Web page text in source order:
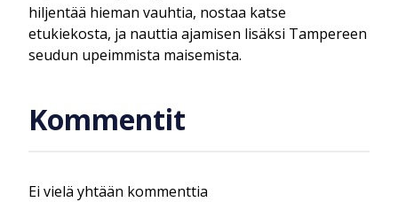
hiljentää hieman vauhtia, nostaa katse
etukiekosta, ja nauttia ajamisen lisäksi Tampereen
seudun upeimmista maisemista.
Kommentit
Ei vielä yhtään kommenttia